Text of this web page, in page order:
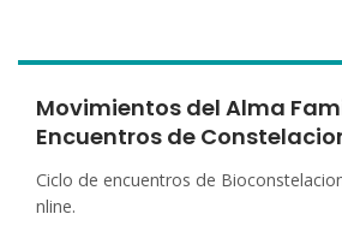
Movimientos del Alma
Encuentros de
Ciclo de encuentros de
nline.